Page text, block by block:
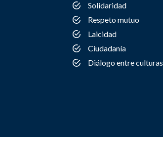
Solidaridad
Respeto mutuo
Laicidad
Ciudadanía
Diálogo entre culturas